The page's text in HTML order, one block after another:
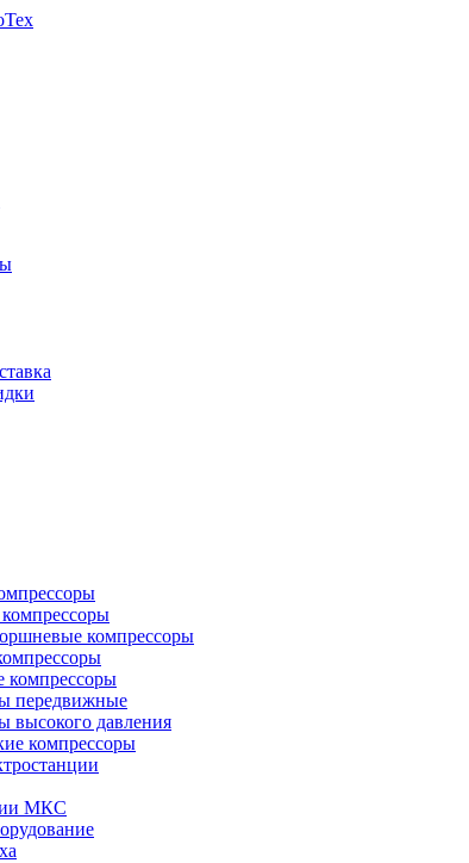
компрессоры
компрессоры
передвижные
высокого давления
компрессоры
МКС